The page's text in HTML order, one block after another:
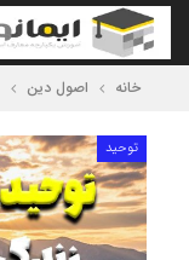
خانه اصول دین
توحید